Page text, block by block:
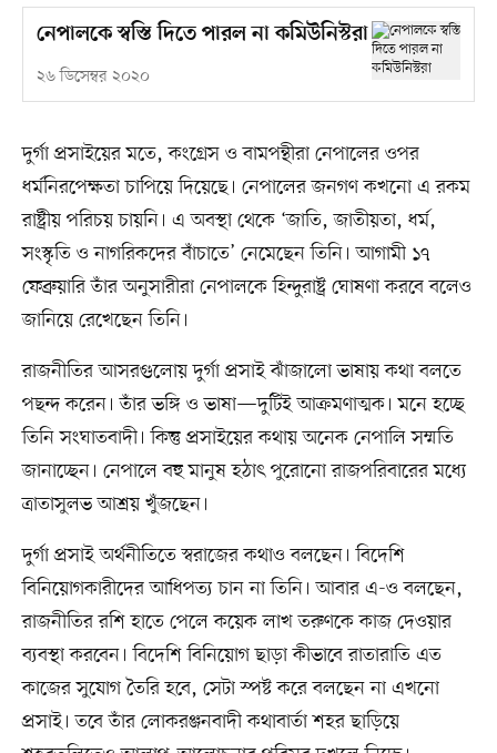
নেপালকে স্বস্তি দিতে পারল না কমিউনিস্টরা
২৬ ডিসেম্বর ২০২০
দুর্গা প্রসাইয়ের মতে, কংগ্রেস ও বামপন্থীরা নেপালের ওপর
ধর্মনিরপেক্ষতা চাপিয়ে দিয়েছে। নেপালের জনগণ কখনো এ রকম
রাষ্ট্রীয় পরিচয় চায়নি। এ অবস্থা থেকে ‘জাতি, জাতীয়তা, ধর্ম,
সংস্কৃতি ও নাগরিকদের বাঁচাতে’ নেমেছেন তিনি। আগামী ১৭
ফেব্রুয়ারি তাঁর অনুসারীরা নেপালকে হিন্দুরাষ্ট্র ঘোষণা করবে বলেও
জানিয়ে রেখেছেন তিনি।
রাজনীতির আসরগুলোয় দুর্গা প্রসাই ঝাঁজালো ভাষায় কথা বলতে
পছন্দ করেন। তাঁর ভঙ্গি ও ভাষা—দুটিই আক্রমণাত্মক। মনে হচ্ছে
তিনি সংঘাতবাদী। কিন্তু প্রসাইয়ের কথায় অনেক নেপালি সম্মতি
জানাচ্ছেন। নেপালে বহু মানুষ হঠাৎ পুরোনো রাজপরিবারের মধ্যে
ত্রাতাসুলভ আশ্রয় খুঁজছেন।
দুর্গা প্রসাই অর্থনীতিতে স্বরাজের কথাও বলছেন। বিদেশি
বিনিয়োগকারীদের আধিপত্য চান না তিনি। আবার এ-ও বলছেন,
রাজনীতির রশি হাতে পেলে কয়েক লাখ তরুণকে কাজ দেওয়ার
ব্যবস্থা করবেন। বিদেশি বিনিয়োগ ছাড়া কীভাবে রাতারাতি এত
কাজের সুযোগ তৈরি হবে, সেটা স্পষ্ট করে বলছেন না এখনো
প্রসাই। তবে তাঁর লোকরঞ্জনবাদী কথাবার্তা শহর ছাড়িয়ে